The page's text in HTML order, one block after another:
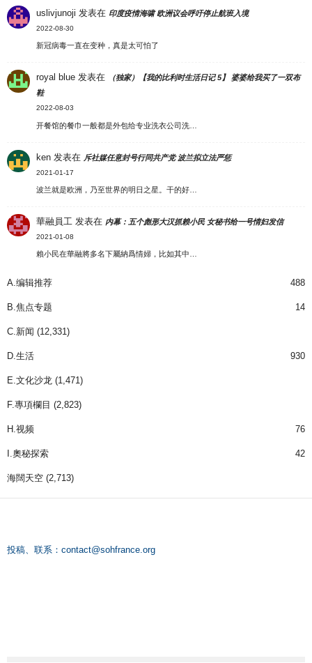
uslivjunoji 发表在 印度疫情海啸 欧洲议会呼吁停止航班入境
2022-08-30
新冠病毒一直在变种，真是太可怕了
royal blue 发表在
（独家）【我的比利时生活日记 5】 婆婆给我买了一双布
鞋
2022-08-03
开餐馆的餐巾一般都是外包给专业洗衣公司洗…
ken 发表在 斥社媒任意封号行同共产党 波兰拟立法严惩
2021-01-17
波兰就是欧洲，乃至世界的明日之星。干的好…
華融員工 发表在 内幕：五个彪形大汉抓赖小民 女秘书给一号情妇发信
2021-01-08
賴小民在華融將多名下屬納爲情婦，比如其中…
A.编辑推荐 488
B.焦点专题 14
C.新闻 (12,331)
D.生活 930
E.文化沙龙 (1,471)
F.專項欄目 (2,823)
H.视频 76
I.奧秘探索 42
海闊天空 (2,713)
投稿、联系： contact@sohfrance.org